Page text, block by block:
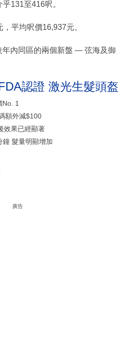
131至416呎。
平均呎價16,937元。
年內同區的兩個新盤 — 弦海及御
認證 激光生髮頭盔
1
額外減$100
效果已經顯著
鐘 髮量明顯增加
廣告